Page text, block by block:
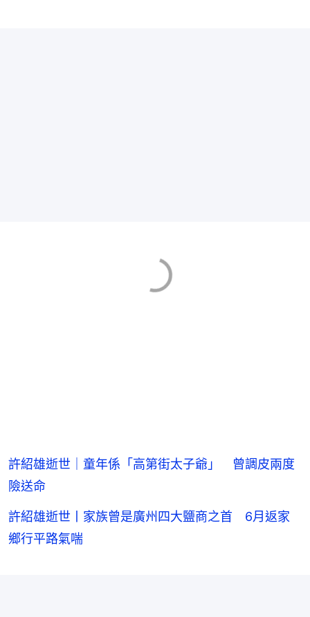
許紹雄逝世｜童年係「高第街太子爺」 曾調皮兩度
險送命
許紹雄逝世丨家族曾是廣州四大鹽商之首 6月返家
鄉行平路氣喘